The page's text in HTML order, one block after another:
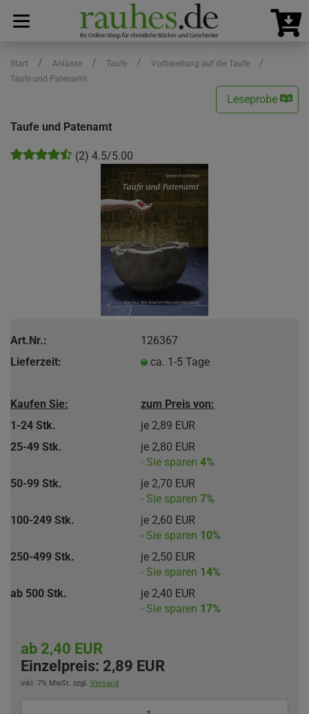
Start / Anlässe / Taufe / Vorbereitung auf die Taufe /
Taufe und Patenamt
Leseprobe
Taufe und Patenamt
(2) 4.5/5.00
Art.Nr.:
126367
Lieferzeit:
ca. 1-5 Tage
Kaufen Sie:
zum Preis von:
1-24 Stk.
je 2,89 EUR
25-49 Stk.
je 2,80 EUR
- Sie sparen4%
50-99 Stk.
je 2,70 EUR
- Sie sparen7%
100-249 Stk.
je 2,60 EUR
- Sie sparen 10%
250-499 Stk.
je 2,50 EUR
- Sie sparen 14%
ab 500 Stk.
je 2,40 EUR
- Sie sparen 17%
ab 2,40 EUR
Einzelpreis: 2,89 EUR
inkl. 7% MwSt. zzgl. Versand